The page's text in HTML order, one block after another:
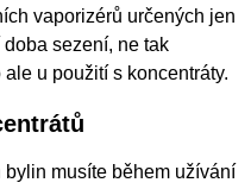
vaporizérů určených jen
sezení, ne tak
u použití s koncentráty.
musíte během užívání